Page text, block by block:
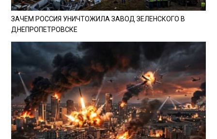
ЗАЧЕМ РОССИЯ УНИЧТОЖИЛА ЗАВОД ЗЕЛЕНСКОГО В
ДНЕПРОПЕТРОВСКЕ